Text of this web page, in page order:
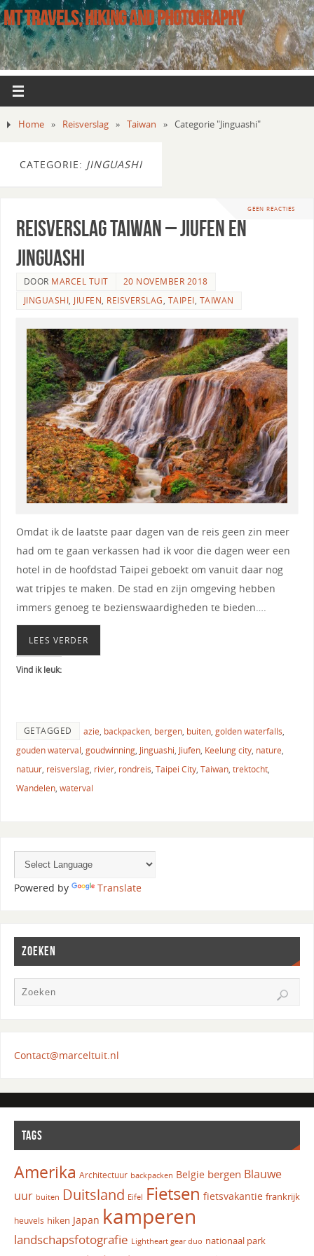
MT TRAVELS, HIKING AND PHOTOGRAPHY
Home » Reisverslag » Taiwan » Categorie "Jinguashi"
CATEGORIE: JINGUASHI
GEEN REACTIES
Reisverslag Taiwan – Jiufen en
Jinguashi
DOOR MARCEL TUIT
20 NOVEMBER 2018
JINGUASHI, JIUFEN, REISVERSLAG, TAIPEI, TAIWAN
Omdat ik de laatste paar dagen van de reis geen zin meer
had om te gaan verkassen had ik voor die dagen weer een
hotel in de hoofdstad Taipei geboekt om vanuit daar nog
wat tripjes te maken. De stad en zijn omgeving hebben
immers genoeg te bezienswaardigheden te bieden….
LEES VERDER
Vind ik leuk:
GETAGGED azie, backpacken, bergen, buiten, golden waterfalls,
gouden waterval, goudwinning, Jinguashi, Jiufen, Keelung city, nature,
natuur, reisverslag, rivier, rondreis, Taipei City, Taiwan, trektocht,
Wandelen, waterval
Powered by Translate
ZOEKEN
Contact@marceltuit.nl
TAGS
Amerika Architectuur backpacken Belgie bergen Blauwe
uur buiten Duitsland Eifel Fietsen fietsvakantie frankrijk
heuvels hiken Japan kamperen
landschapsfotografie Lightheart gear duo nationaal park